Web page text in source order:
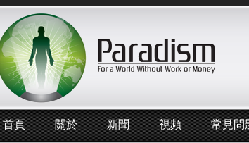
首頁 關於 新聞 視頻 常見問